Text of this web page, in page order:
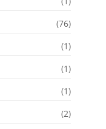
(76)
(1)
(1)
(1)
(2)